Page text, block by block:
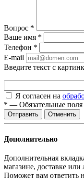
Вопрос *
Ваше имя *
Телефон *
E-mail
Введите текст с
Я согласен на
* — Обязательные поля
Отменить
Дополнительно
Дополнительная
магазине, доставке
Поможет вам ответить